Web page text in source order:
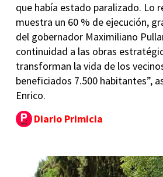
que había estado paralizado. Lo
muestra un 60 % de ejecución,
del gobernador Maximiliano
continuidad a las obras
transforman la vida de los
beneficiados 7.500 habitantes”,
Enrico.
Diario Primicia